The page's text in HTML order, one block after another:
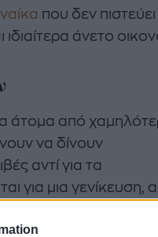
που δεν
άνετο
άτομα από
να δίνουν
αντί για τα
για μια γενίκευση,
την πρώτη κρίση
νόμιζα πως θα